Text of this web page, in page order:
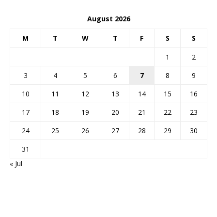
August 2026
M T W T F S S
1
2
3
4 5 6 7 8
9
10
11 12 13 14 15
16
17
18 19 20 21 22
23
24
25 26 27 28 29
30
31
« Jul